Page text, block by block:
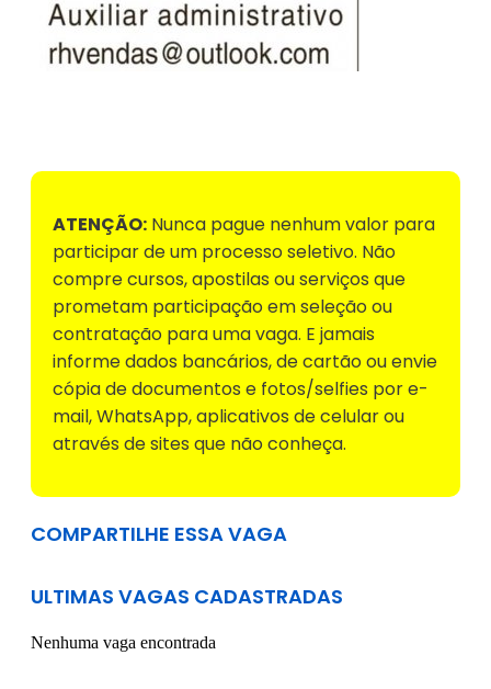
ATENÇÃO: Nunca pague nenhum valor para
participar de um processo seletivo. Não
compre cursos, apostilas ou serviços que
prometam participação em seleção ou
contratação para uma vaga. E jamais
informe dados bancários, de cartão ou envie
cópia de documentos e fotos/selfies por e-
mail, WhatsApp, aplicativos de celular ou
através de sites que não conheça.
COMPARTILHE ESSA VAGA
ULTIMAS VAGAS CADASTRADAS
Nenhuma vaga encontrada